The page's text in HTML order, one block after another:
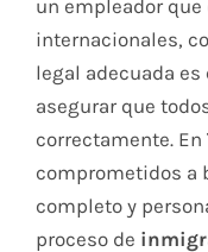
un empleador
internacionales,
legal adecuada
asegurar que
correctamente. En
comprometidos a
completo y
proceso de